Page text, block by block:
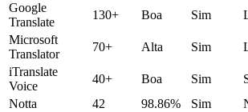
Google
Translate
130+ Boa Sim
Microsoft
Translator
70+ Alta Sim
iTranslate
Voice
40+ Boa Sim
Notta
42 98.86% Sim